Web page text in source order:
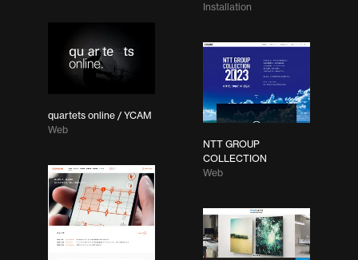
Installation
quartets online / YCAM
Web
NTT GROUP
COLLECTION
Web